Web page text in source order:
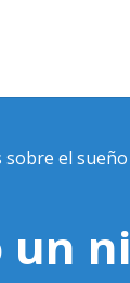
sobre el sueño
un